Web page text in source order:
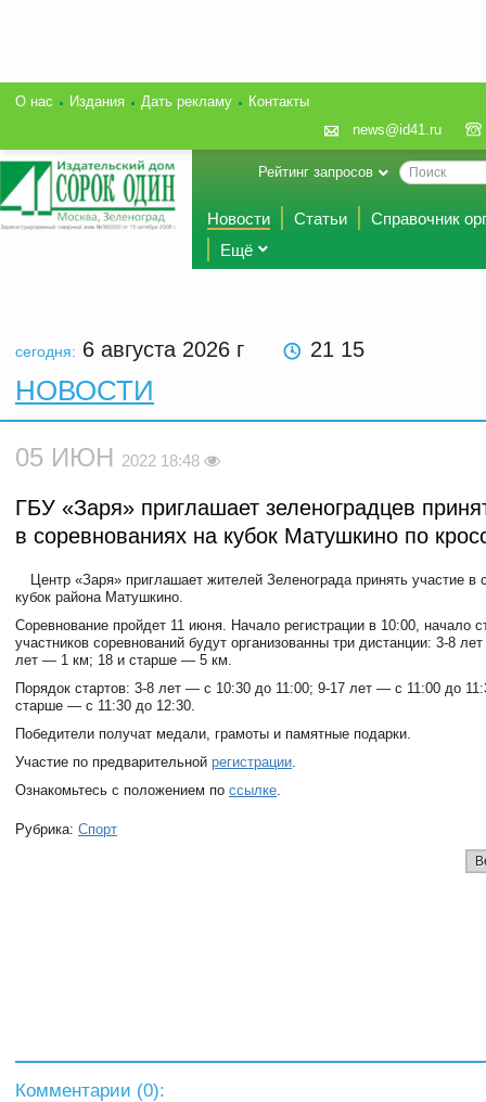
О нас Издания Дать рекламу
Контакты
news@id41.ru
Рейтинг запросов
Новости Статьи
Справочник
Ещё
сегодня: 6 августа 2026 г 21 15
НОВОСТИ
05 ИЮН 2022 18:48
ГБУ «Заря» приглашает зеленоградцев
в соревнованиях на кубок Матушкино по
Центр «Заря» приглашает жителей Зеленограда принять участие в
кубок района Матушкино.
Соревнование пройдет 11 июня. Начало регистрации в 10:00, начало
участников соревнований будут организованны три дистанции: 3-8
лет — 1 км; 18 и старше — 5 км.
Порядок стартов: 3-8 лет — с 10:30 до 11:00; 9-17 лет — с 11:00 до
старше — с 11:30 до 12:30.
Победители получат медали, грамоты и памятные подарки.
Участие по предварительной регистрации
Ознакомьтесь с положением по ссылке
Рубрика: Спорт
Комментарии (0):